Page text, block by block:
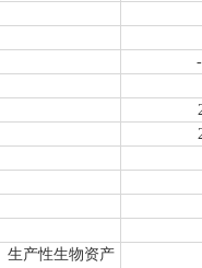
生产性生物资产